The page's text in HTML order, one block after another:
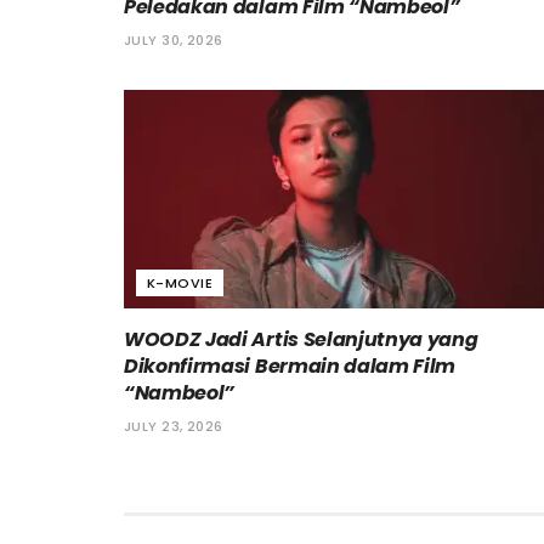
Peledakan dalam Film “Nambeol”
JULY 30, 2026
K-MOVIE
WOODZ Jadi Artis Selanjutnya yang
Dikonfirmasi Bermain dalam Film
“Nambeol”
JULY 23, 2026